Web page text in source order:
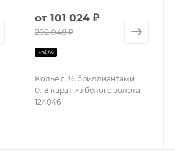
Колье с 36 бриллиантами
0.18 карат из белого золота
124046
от 101 024 ₽
202 048 ₽
-50%